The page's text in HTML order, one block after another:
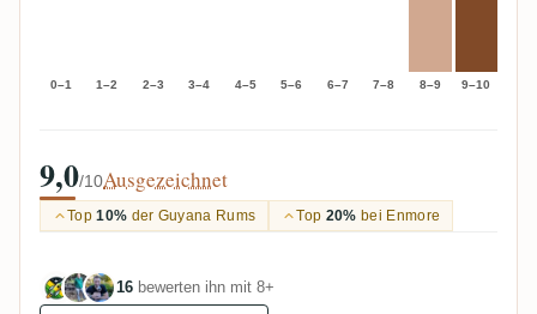
0–1 1–2 2–3 3–4 4–5 5–6 6–7 7–8 8–9 9–10
9,0/10Ausgezeichnet
Top10% der Guyana Rums Top 20% bei Enmore
16 bewerten ihn mit 8+